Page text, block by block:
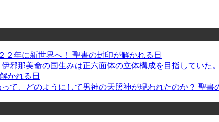
年に新世界へ！ 聖書の封印が解かれる日
邪那美命の国生みは正六面体の立体構成を目指していた
かれる日
て、どのようにして男神の天照神が現われたのか？ 聖書